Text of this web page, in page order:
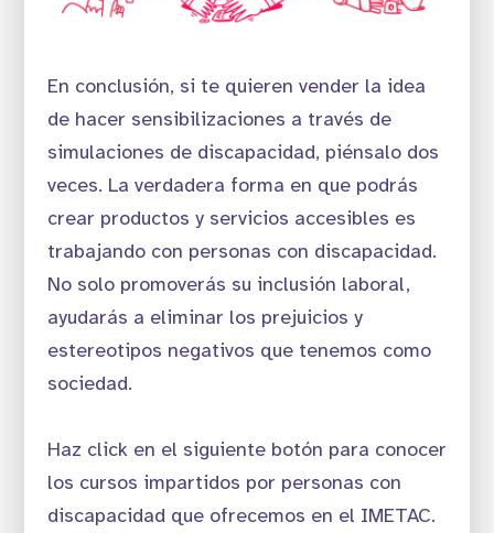
En conclusión, si te quieren vender la idea
de hacer sensibilizaciones a través de
simulaciones de discapacidad, piénsalo dos
veces. La verdadera forma en que podrás
crear productos y servicios accesibles es
trabajando con personas con discapacidad.
No solo promoverás su inclusión laboral,
ayudarás a eliminar los prejuicios y
estereotipos negativos que tenemos como
sociedad.
Haz click en el siguiente botón para conocer
los cursos impartidos por personas con
discapacidad que ofrecemos en el IMETAC.